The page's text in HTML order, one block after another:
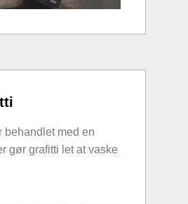
behandlet med en
gør grafitti let at vaske